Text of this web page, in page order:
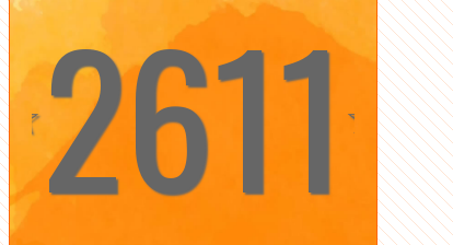
☆2611☆